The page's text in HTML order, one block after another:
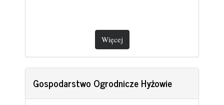
Więcej
Gospodarstwo Ogrodnicze Hyżowie